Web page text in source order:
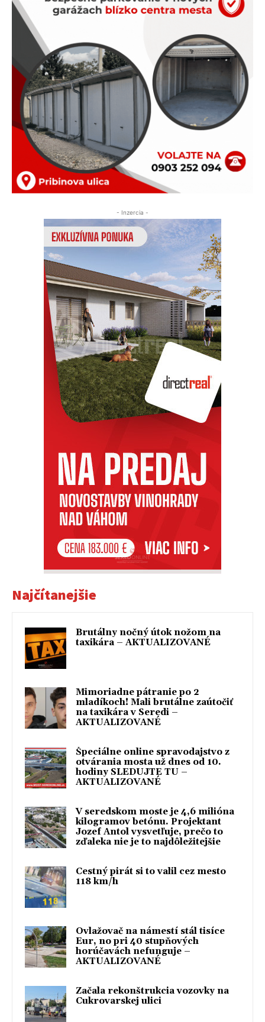
- Inzercia -
Najčítanejšie
Brutálny nočný útok nožom na
taxikára – AKTUALIZOVANÉ
Mimoriadne pátranie po 2
mladíkoch! Mali brutálne zaútočiť
na taxikára v Seredi –
AKTUALIZOVANÉ
Špeciálne online spravodajstvo z
otvárania mosta už dnes od 10.
hodiny SLEDUJTE TU –
AKTUALIZOVANÉ
V seredskom moste je 4,6 milióna
kilogramov betónu. Projektant
Jozef Antol vysvetľuje, prečo to
zďaleka nie je to najdôležitejšie
Cestný pirát si to valil cez mesto
118 km/h
Ovlažovač na námestí stál tisíce
Eur, no pri 40 stupňových
horúčavách nefunguje –
AKTUALIZOVANÉ
Začala rekonštrukcia vozovky na
Cukrovarskej ulici